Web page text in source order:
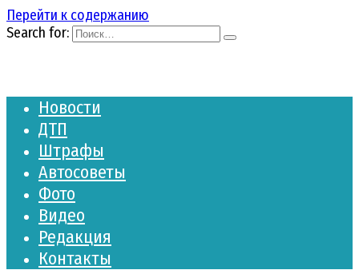
Перейти к содержанию
Search for:
Новости
ДТП
Штрафы
Автосоветы
Фото
Видео
Редакция
Контакты